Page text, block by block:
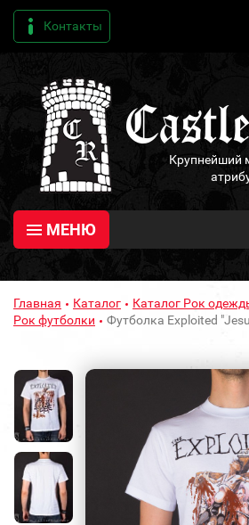
Контакты
Крупнейший
МЕНЮ
Главная Каталог
Каталог Рок
Рок футболки
Футболка Exploited